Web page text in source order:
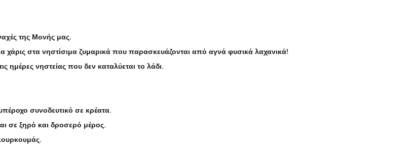
της Μονής μας.
χάρις στα νηστίσιμα ζυμαρικά που παρασκευάζονται από αγνά φυσικά λαχανικά!
ημέρες νηστείας που δεν καταλύεται το λάδι.
συνοδευτικό σε κρέατα.
σε ξηρό και δροσερό μέρος.